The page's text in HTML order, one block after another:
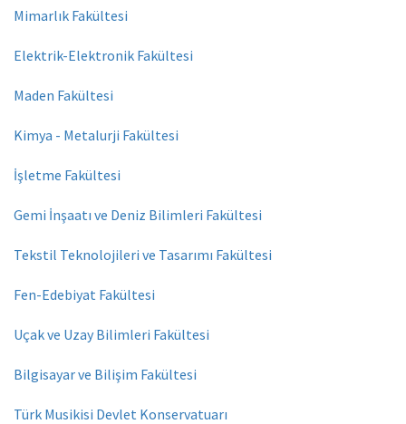
Mimarlık Fakültesi
Elektrik-Elektronik Fakültesi
Maden Fakültesi
Kimya - Metalurji Fakültesi
İşletme Fakültesi
Gemi İnşaatı ve Deniz Bilimleri Fakültesi
Tekstil Teknolojileri ve Tasarımı Fakültesi
Fen-Edebiyat Fakültesi
Uçak ve Uzay Bilimleri Fakültesi
Bilgisayar ve Bilişim Fakültesi
Türk Musikisi Devlet Konservatuarı